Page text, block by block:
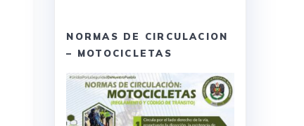
NORMAS DE CIRCULACION
– MOTOCICLETAS